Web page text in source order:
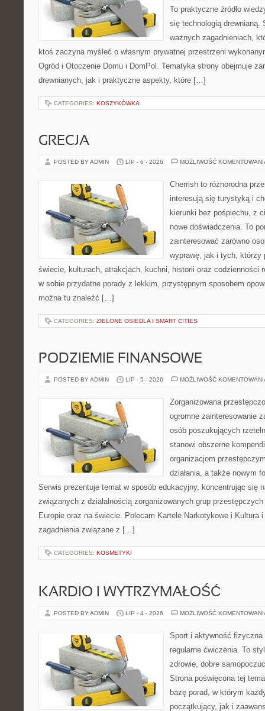
To praktyczne źródło
się technologią drewnianą.
ważnych zagadnieniach,
ktoś zaczyna myśleć o własnym prywatnej przestrzeni
Ogród i Otoczenie Domu i DomPol. Tematyka strony obejmuje
drewnianych, jak i praktyczne aspekty, które […]
CATEGORIES: KOSZYKÓWKA
GRECJA
POSTED BY ADMIN LIP - 6 - 2026 MOŻLIWOŚĆ
Cherrish to różnorodna
interesują się turystyką i
kierunki bez pośpiechu, z
nowe doświadczenia. To
zainteresować zarówno
wyprawę, jak i tych, którzy
świecie, kulturach, atrakcjach, kuchni, historii oraz codzienności
w sobie przydatne porady z lekkim, przystępnym sposobem
można tu znaleźć […]
CATEGORIES: ZIELONE OSIEDLA I SMART CITIES
PODZIEMIE FINANSOWE
POSTED BY ADMIN LIP - 5 - 2026 MOŻLIWOŚĆ
Zorganizowana
ogromne zainteresowanie
osób poszukujących
stanowi obszerne
organizacjom
działania, a także nowym
Serwis prezentuje temat w sposób edukacyjny, koncentrując się
związanych z działalnością zorganizowanych grup
Europie oraz na świecie. Polecam Kartele Narkotykowe i Kultura
zagadnienia związane z […]
CATEGORIES: KOSMETYKI
KARDIO I WYTRZYMAŁOŚĆ
POSTED BY ADMIN LIP - 4 - 2026 MOŻLIWOŚĆ
Sport i aktywność
regularne ćwiczenia. To
zdrowie, dobre
Strona poświęcona tej
bazę porad, w którym
początkujący, jak i